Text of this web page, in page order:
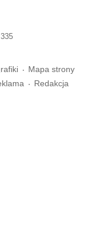
Mapa strony
Redakcja